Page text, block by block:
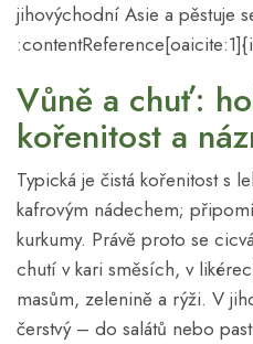
jihovýchodní Asie a pěstuje
Vůně a chuť:
kořenitost a
Typická je čistá kořenitost s
kafrovým nádechem;
kurkumy. Právě proto se
chutí v kari směsích, v
masům, zelenině a rýži. V
čerstvý – do salátů nebo